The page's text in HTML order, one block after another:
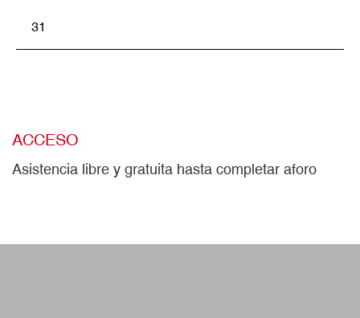
31
ACCESO
Asistencia libre y gratuita hasta completar aforo